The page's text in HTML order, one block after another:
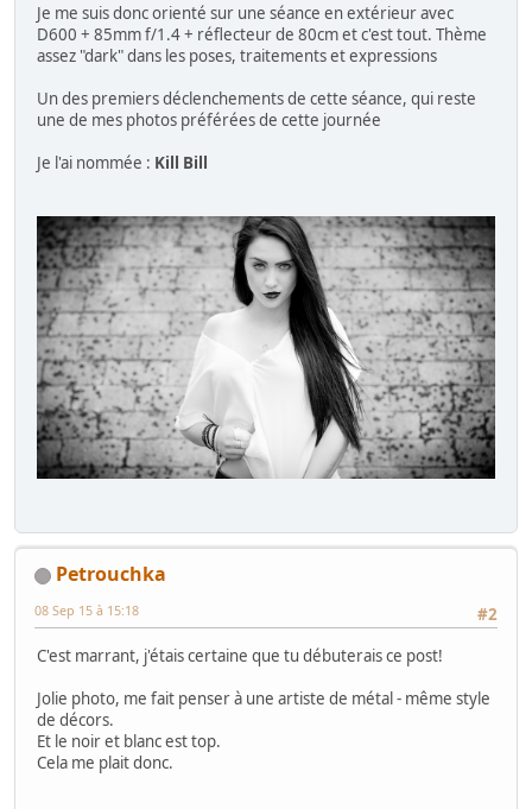
Je me suis donc orienté sur une séance en extérieur avec
D600 + 85mm f/1.4 + réflecteur de 80cm et c'est tout. Thème
assez "dark" dans les poses, traitements et expressions
Un des premiers déclenchements de cette séance, qui reste
une de mes photos préférées de cette journée
Je l'ai nommée : Kill Bill
Petrouchka
#2
08 Sep 15 à 15:18
C'est marrant, j'étais certaine que tu débuterais ce post!
Jolie photo, me fait penser à une artiste de métal - même style
de décors.
Et le noir et blanc est top.
Cela me plait donc.